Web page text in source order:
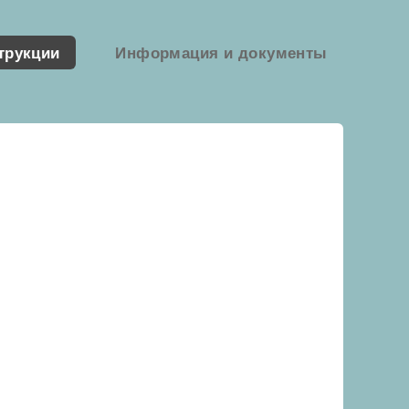
Информация и документы